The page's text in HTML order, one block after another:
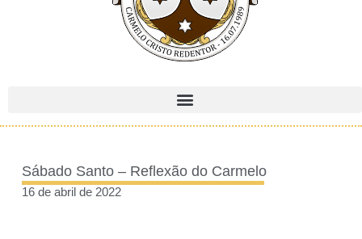
Sábado Santo – Reflexão do Carmelo
16 de abril de 2022